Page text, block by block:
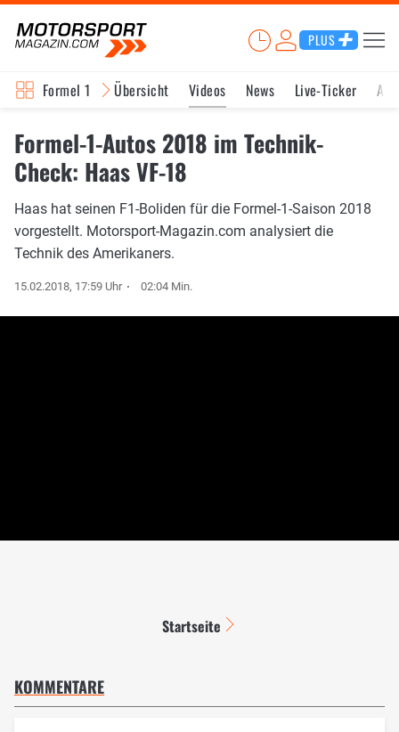
PLUS
Formel 1 Übersicht Videos News Live-Ticker
Formel-1-Autos 2018 im Technik-
Check: Haas VF-18
Haas hat seinen F1-Boliden für die Formel-1-Saison 2018
vorgestellt. Motorsport-Magazin.com analysiert die
Technik des Amerikaners.
15.02.2018, 17:59 Uhr 02:04 Min.
Startseite
KOMMENTARE